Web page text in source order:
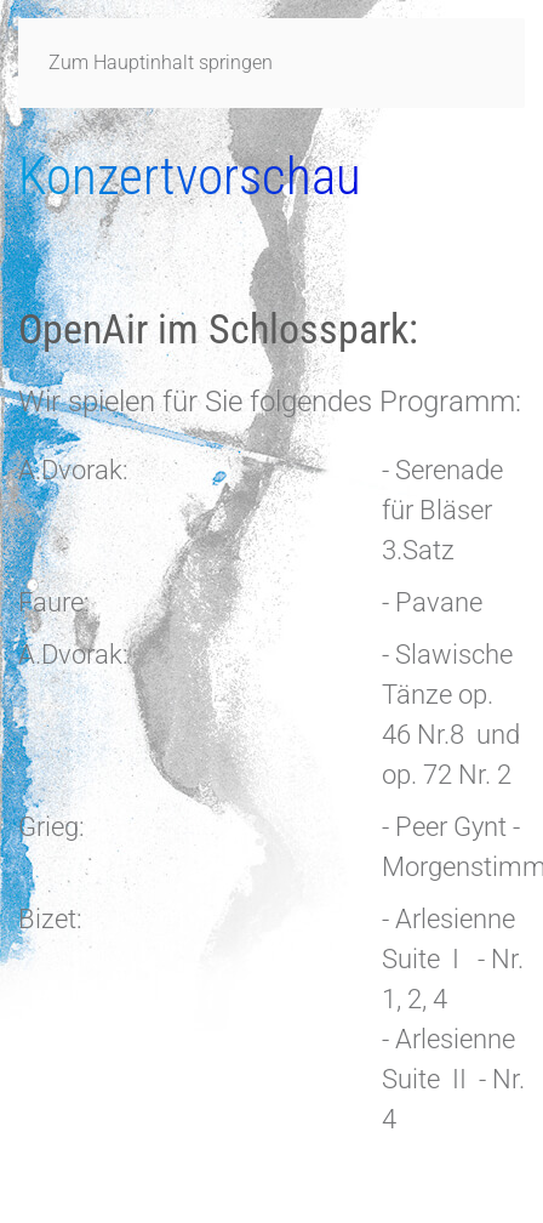
Zum Hauptinhalt springen
Konzertvorschau
OpenAir im Schlosspark:
Wir spielen für Sie folgendes Programm:
A.Dvorak:
- Serenade
für Bläser
3.Satz
Faure:
- Pavane
A.Dvorak:
- Slawische
Tänze op.
46 Nr.8 und
op. 72 Nr. 2
Grieg:
- Peer Gynt -
Bizet:
- Arlesienne
Suite I - Nr.
1, 2, 4
- Arlesienne
Suite II - Nr.
4